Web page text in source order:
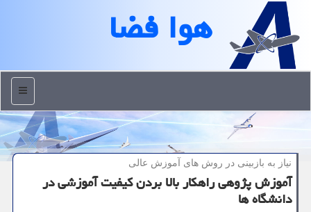
هوا فضا
منو
نیاز به بازبینی در روش های آموزش عالی
آموزش پژوهی راهکار بالا بردن کیفیت آموزشی در
دانشگاه ها